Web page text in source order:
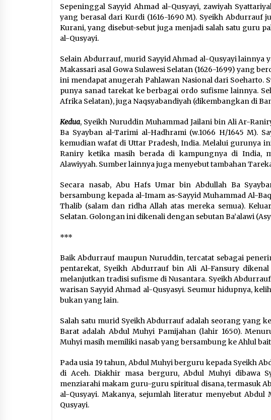
Sepeninggal Sayyid Ahmad al-Qusyayi, zawiyah
yang berasal dari Kurdi (1616-1690 M). Syeikh
Kurani, yang disebut-sebut juga menjadi salah satu guru
al-Qusyayi.
Selain Abdurrauf, murid Sayyid Ahmad al-Qusyayi lainnya
Makassari asal Gowa Sulawesi Selatan (1626-1699) yang
ini mendapat anugerah Pahlawan Nasional dari Soeharto.
punya sanad tarekat ke berbagai ordo sufisme lainnya.
Afrika Selatan), juga Naqsyabandiyah (dikembangkan di
Kedua, Syeikh Nuruddin Muhammad Jailani bin Ali Ar-
Ba Syayban al-Tarimi al-Hadhrami (w.1066 H/1645 M).
kemudian wafat di Uttar Pradesh, India. Melalui gurunya
Raniry ketika masih berada di kampungnya di India,
Alawiyyah. Sumber lainnya juga menyebut tambahan
Secara nasab, Abu Hafs Umar bin Abdullah Ba
bersambung kepada al-Imam as-Sayyid Muhammad Al-
Thalib (salam dan ridha Allah atas mereka semua).
Selatan. Golongan ini dikenali dengan sebutan Ba’alawi
***
Baik Abdurrauf maupun Nuruddin, tercatat sebagai
pentarekat, Syeikh Abdurrauf bin Ali Al-Fansury
melanjutkan tradisi sufisme di Nusantara. Syeikh
warisan Sayyid Ahmad al-Qusyasyi. Seumur hidupnya,
bukan yang lain.
Salah satu murid Syeikh Abdurrauf adalah seorang yang
Barat adalah Abdul Muhyi Pamijahan (lahir 1650).
Muhyi masih memiliki nasab yang bersambung ke Ahlul
Pada usia 19 tahun, Abdul Muhyi berguru kepada Syeikh
di Aceh. Diakhir masa berguru, Abdul Muhyi dibawa
menziarahi makam guru-guru spiritual disana, termasuk
al-Qusyayi. Makanya, sejumlah literatur menyebut
Qusyayi.